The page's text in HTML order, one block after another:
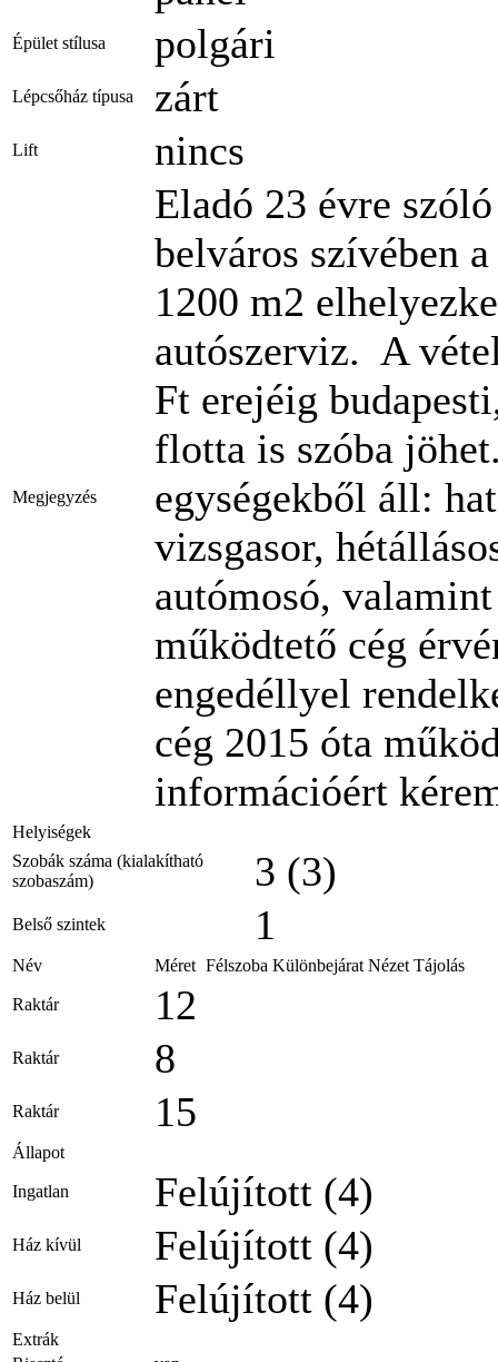
Épület stílusa polgári
Lépcsőház típusa zárt
Lift nincs
Megjegyzés
Eladó 23 évre
belváros szívében
1200 m2
autószerviz. A
Ft erejéig
flotta is szóba
egységekből áll:
vizsgasor,
autómosó,
működtető cég
engedéllyel
cég 2015 óta
információért
Helyiségek
Szobák száma (kialakítható
szobaszám)
3 (3)
Belső szintek 1
Név Méret Félszoba Különbejárat Nézet Tájolás
Raktár 12
Raktár 8
Raktár 15
Állapot
Ingatlan Felújított (4)
Ház kívül Felújított (4)
Ház belül Felújított (4)
Extrák